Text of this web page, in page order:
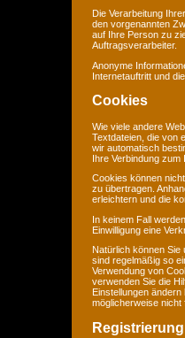
Die Verarbeitung
den vorgenannten
auf Ihre Person zu
Auftragsverarbeiter.
Anonyme
Internetauftritt und
Cookies
Wie viele andere
Textdateien, die von
wir automatisch
Ihre Verbindung zum
Cookies können
zu übertragen.
erleichtern und die
In keinem Fall
Einwilligung eine
Natürlich können
sind regelmäßig so
Verwendung von
verwenden Sie die
Einstellungen
möglicherweise nicht